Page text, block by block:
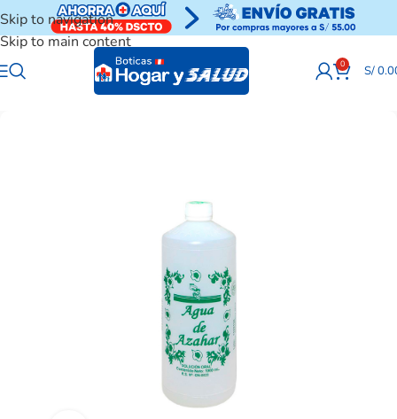
Skip to navigation
Skip to main content
0 S/